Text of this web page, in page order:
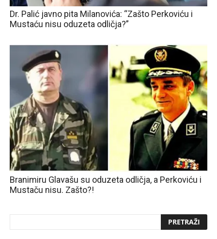
Dr. Palić javno pita Milanovića: “Zašto Perkoviću i
Mustaću nisu oduzeta odličja?”
Branimiru Glavašu su oduzeta odličja, a Perkoviću i
Mustaču nisu. Zašto?!